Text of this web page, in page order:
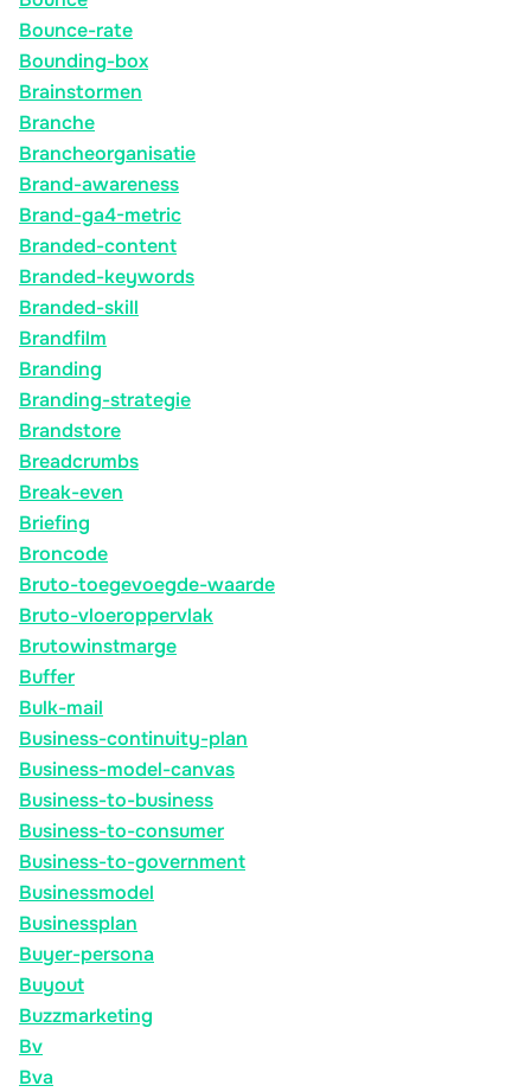
Bounce-rate
Bounding-box
Brainstormen
Branche
Brancheorganisatie
Brand-awareness
Brand-ga4-metric
Branded-content
Branded-keywords
Branded-skill
Brandfilm
Branding
Branding-strategie
Brandstore
Breadcrumbs
Break-even
Briefing
Broncode
Bruto-toegevoegde-waarde
Bruto-vloeroppervlak
Brutowinstmarge
Buffer
Bulk-mail
Business-continuity-plan
Business-model-canvas
Business-to-business
Business-to-consumer
Business-to-government
Businessmodel
Businessplan
Buyer-persona
Buyout
Buzzmarketing
Bv
Bva